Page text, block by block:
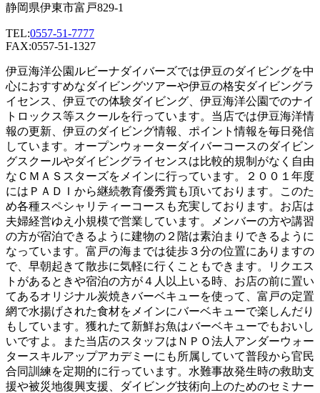
静岡県伊東市富戸829-1
TEL:0557-51-7777
FAX:0557-51-1327
伊豆海洋公園ルビーナダイバーズでは伊豆のダイビングを中
心におすすめなダイビングツアーや伊豆の格安ダイビングラ
イセンス、伊豆での体験ダイビング、伊豆海洋公園でのナイ
トロックス等スクールを行っています。当店では伊豆海洋情
報の更新、伊豆のダイビング情報、ポイント情報を毎日発信
しています。オープンウォーターダイバーコースのダイビン
グスクールやダイビングライセンスは比較的規制がなく自由
なＣＭＡＳスターズをメインに行っています。２００１年度
にはＰＡＤＩから継続教育優秀賞も頂いております。このた
め各種スペシャリティーコースも充実しております。お店は
夫婦経営ゆえ小規模で営業しています。メンバーの方や講習
の方が宿泊できるように建物の２階は素泊まりできるように
なっています。富戸の海までは徒歩３分の位置にありますの
で、早朝起きて散歩に気軽に行くこともできます。リクエス
トがあるときや宿泊の方が４人以上いる時、お店の前に置い
てあるオリジナル炭焼きバーベキューを使って、富戸の定置
網で水揚げされた食材をメインにバーベキューで楽しんだり
もしています。獲れたて新鮮お魚はバーベキューでもおいし
いですよ。また当店のスタッフはＮＰＯ法人アンダーウォー
タースキルアップアカデミーにも所属していて普段から官民
合同訓練を定期的に行っています。水難事故発生時の救助支
援や被災地復興支援、ダイビング技術向上のためのセミナー